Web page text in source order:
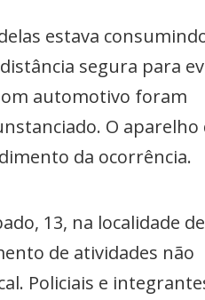
estava
segura para
automotivo foram
O aparelho
da ocorrência.
13, na localidade
de atividades não
Policiais e